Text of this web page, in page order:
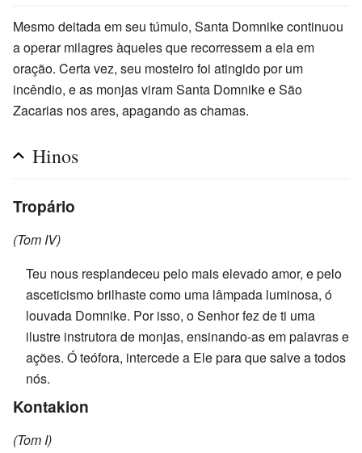
Mesmo deitada em seu túmulo, Santa Domnike continuou
a operar milagres àqueles que recorressem a ela em
oração. Certa vez, seu mosteiro foi atingido por um
incêndio, e as monjas viram Santa Domnike e São
Zacarias nos ares, apagando as chamas.
Hinos
Tropário
(Tom IV)
Teu nous resplandeceu pelo mais elevado amor, e pelo
asceticismo brilhaste como uma lâmpada luminosa, ó
louvada Domnike. Por isso, o Senhor fez de ti uma
ilustre instrutora de monjas, ensinando-as em palavras e
ações. Ó teófora, intercede a Ele para que salve a todos
nós.
Kontakion
(Tom I)